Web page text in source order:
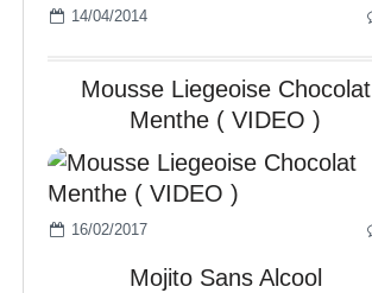
14/04/2014
Mousse Liegeoise Chocolat
Menthe ( VIDEO )
16/02/2017
Mojito Sans Alcool